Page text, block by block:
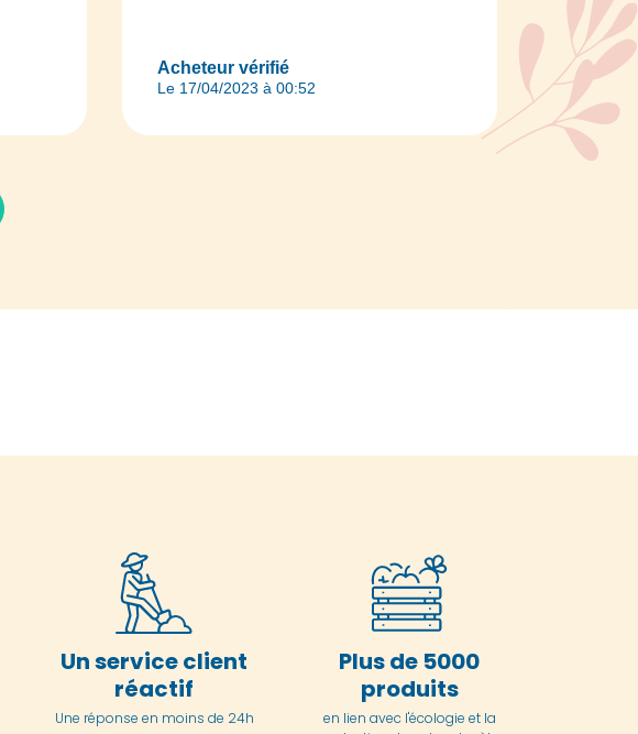
Acheteur vérifié
Le 17/04/2023 à 00:52
Un service client
réactif
Une réponse en moins de 24h
Plus de 5000
produits
en lien avec l'écologie et la